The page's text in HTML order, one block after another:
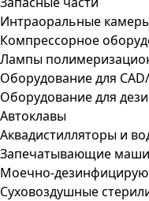
Интраоральные
Компрессорное
Лампы
Оборудование для
Оборудование для
Автоклавы
Аквадистилляторы и
Запечатывающие
Моечно-
Суховоздушные